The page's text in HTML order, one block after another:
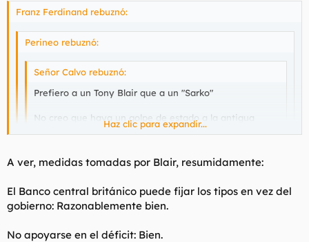
Franz Ferdinand rebuznó:
Perineo rebuznó:
Señor Calvo rebuznó:
Prefiero a un Tony Blair que a un "Sarko"
No creo que haya un golpe de estado a la antigua
usanza en España, pero hay formas de movilizar a la
tampoco es precisamente un angelito.
Blair, aun siendo laborista, ejerce las medidas que más pueden
benficiar a su país y que pueden ser de 'izquierdas' o
'derechas' (existe la izquierda todavía?), no se guía por el
Haz clic para expandir...
A ver, medidas tomadas por Blair, resumidamente:
El Banco central británico puede fijar los tipos en vez del
gobierno: Razonablemente bien.
No apoyarse en el déficit: Bien.